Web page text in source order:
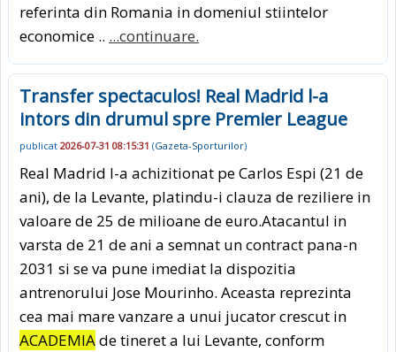
referinta din Romania in domeniul stiintelor
economice .. ...continuare.
Transfer spectaculos! Real Madrid l-a
intors din drumul spre Premier League
publicat 2026-07-31 08:15:31 (Gazeta-Sporturilor)
Real Madrid l-a achizitionat pe Carlos Espi (21 de
ani), de la Levante, platindu-i clauza de reziliere in
valoare de 25 de milioane de euro.Atacantul in
varsta de 21 de ani a semnat un contract pana-n
2031 si se va pune imediat la dispozitia
antrenorului Jose Mourinho. Aceasta reprezinta
cea mai mare vanzare a unui jucator crescut in
ACADEMIAde tineret a lui Levante, conform